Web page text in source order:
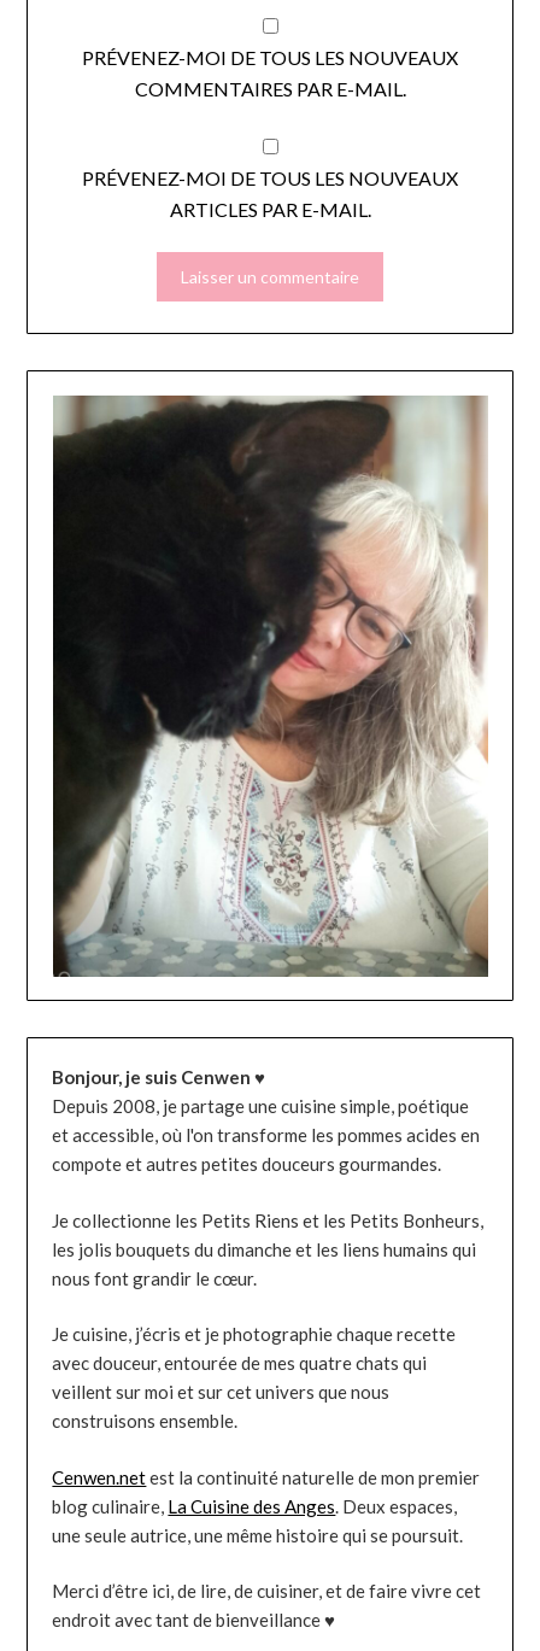
PRÉVENEZ-MOI DE TOUS LES NOUVEAUX
COMMENTAIRES PAR E-MAIL.
PRÉVENEZ-MOI DE TOUS LES NOUVEAUX
ARTICLES PAR E-MAIL.
Bonjour, je suis Cenwen ♥
Depuis 2008, je partage une cuisine simple, poétique
et accessible, où l'on transforme les pommes acides en
compote et autres petites douceurs gourmandes.
Je collectionne les Petits Riens et les Petits Bonheurs,
les jolis bouquets du dimanche et les liens humains qui
nous font grandir le cœur.
Je cuisine, j’écris et je photographie chaque recette
avec douceur, entourée de mes quatre chats qui
veillent sur moi et sur cet univers que nous
construisons ensemble.
Cenwen.netest la continuité naturelle de mon premier
blog culinaire, La Cuisine des Anges. Deux espaces,
une seule autrice, une même histoire qui se poursuit.
Merci d’être ici, de lire, de cuisiner, et de faire vivre cet
endroit avec tant de bienveillance ♥